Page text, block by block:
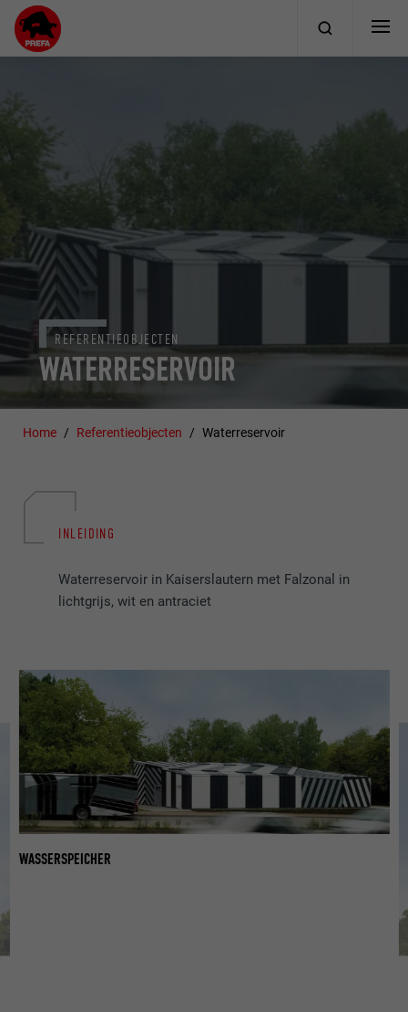
WATERRESERVOIR
REFERENTIEOBJECTEN
Home Referentieobjecten Waterreservoir
INLEIDING
Waterreservoir in Kaiserslautern met Falzonal in
lichtgrijs, wit en antraciet
WASSERSPEICHER